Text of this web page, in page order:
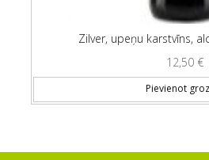
Zilver, upeņu karstvīns,
12,50 €
Pievienot